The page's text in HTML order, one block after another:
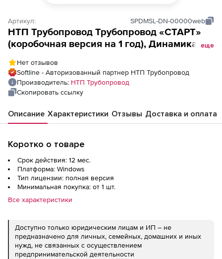
Артикул: SPDMSL-DN-00000web
НТП Трубопровод Трубопровод «СТАРТ»
(коробочная версия на 1 год), Динамика,
еще
Нет отзывов
Softline - Авторизованный партнер НТП Трубопровод
Производитель: НТП Трубопровод
Скопировать ссылку
Описание Характеристики Отзывы Доставка и оплата
Коротко о товаре
Срок действия: 12 мес.
Платформа: Windows
Тип лицензии: полная версия
Минимальная покупка: от 1 шт.
Все характеристики
Доступно только юридическим лицам и ИП – не
предназначено для личных, семейных, домашних и иных
нужд, не связанных с осуществлением
предпринимательской деятельности